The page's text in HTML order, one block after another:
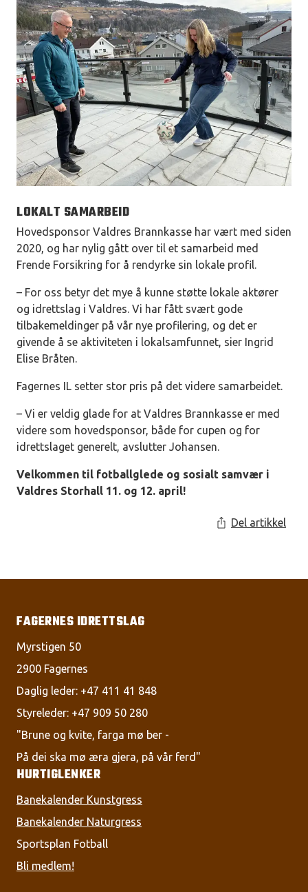
LOKALT SAMARBEID
Hovedsponsor Valdres Brannkasse har vært med siden
2020, og har nylig gått over til et samarbeid med
Frende Forsikring for å rendyrke sin lokale profil.
– For oss betyr det mye å kunne støtte lokale aktører
og idrettslag i Valdres. Vi har fått svært gode
tilbakemeldinger på vår nye profilering, og det er
givende å se aktiviteten i lokalsamfunnet, sier Ingrid
Elise Bråten.
Fagernes IL setter stor pris på det videre samarbeidet.
– Vi er veldig glade for at Valdres Brannkasse er med
videre som hovedsponsor, både for cupen og for
idrettslaget generelt, avslutter Johansen.
Velkommen til fotballglede og sosialt samvær i
Valdres Storhall 11. og 12. april!
Del artikkel
FAGERNES IDRETTSLAG
Myrstigen 50
2900 Fagernes
Daglig leder: +47 411 41 848
Styreleder: +47 909 50 280
"Brune og kvite, farga mø ber -
På dei ska mø æra gjera, på vår ferd"
HURTIGLENKER
Banekalender Kunstgress
Banekalender Naturgress
Sportsplan Fotball
Bli medlem!